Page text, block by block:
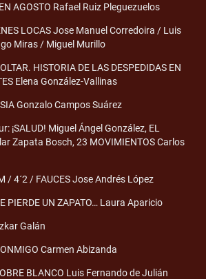
AGOSTO Rafael Ruiz Pleguezuelos
LOCAS Jose Manuel Corredoira / Luis
Miras / Miguel Murillo
HISTORIA DE LAS DESPEDIDAS EN
Elena González-Vallinas
Gonzalo Campos Suárez
¡SALUD! Miguel Ángel González, EL
Zapata Bosch, 23 MOVIMIENTOS Carlos
/ 4´2 / FAUCES Jose Andrés López
PIERDE UN ZAPATO… Laura Aparicio
Galán
Carmen Abizanda
BLANCO Luis Fernando de Julián